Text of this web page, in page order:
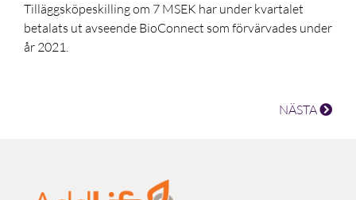
Tilläggsköpeskilling om 7 MSEK har under kvartalet
betalats ut avseende BioConnect som förvärvades under
år 2021.
NÄSTA